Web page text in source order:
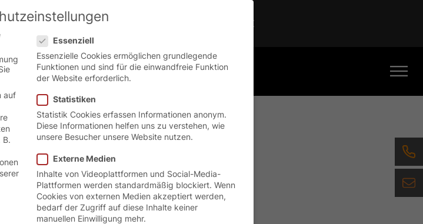
English
auf
B.
Essenziell
Essenzielle Cookies ermöglichen grundlegende
Funktionen und sind für die einwandfreie Funktion
der Website erforderlich.
Statistiken
Statistik Cookies erfassen Informationen anonym.
Diese Informationen helfen uns zu verstehen, wie
unsere Besucher unsere Website nutzen.
Externe Medien
Inhalte von Videoplattformen und Social-Media-
Plattformen werden standardmäßig blockiert. Wenn
Cookies von externen Medien akzeptiert werden,
bedarf der Zugriff auf diese Inhalte keiner
manuellen Einwilligung mehr.